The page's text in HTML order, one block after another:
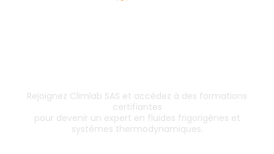
Rejoignez Climlab SAS et accédez à des formations
certifiantes
pour devenir un expert en fluides frigorigènes et
systèmes thermodynamiques.